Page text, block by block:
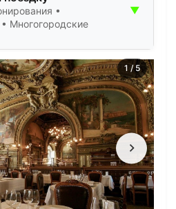
•
Многогородские
▼
1 /5